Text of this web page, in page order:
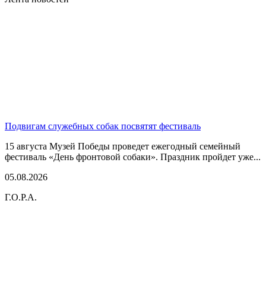
Подвигам служебных собак посвятят фестиваль
15 августа Музей Победы проведет ежегодный семейный
фестиваль «День фронтовой собаки». Праздник пройдет уже...
05.08.2026
Г.О.Р.А.